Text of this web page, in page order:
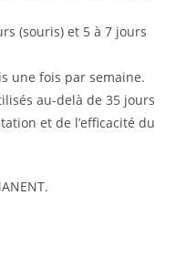
(souris) et 5 à 7 jours
une fois par semaine.
au-delà de 35 jours
et de l’efficacité du